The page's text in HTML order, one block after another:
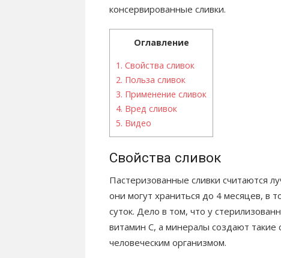
консервированные сливки.
Оглавление
1. Свойства сливок
2. Польза сливок
3. Применение сливок
4. Вред сливок
5. Видео
Свойства сливок
Пастеризованные сливки считаются
они могут храниться до 4 месяцев, в
суток. Дело в том, что у
витамин С, а минералы создают такие
человеческим организмом.